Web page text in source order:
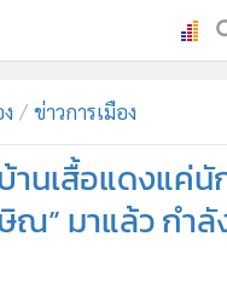
ข่าวการเมือง
านเสื้อแดงแค่
ณ” มาแล้ว กำ